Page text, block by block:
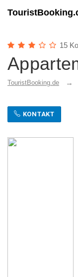
15
TouristBooking.de
KONTAKT